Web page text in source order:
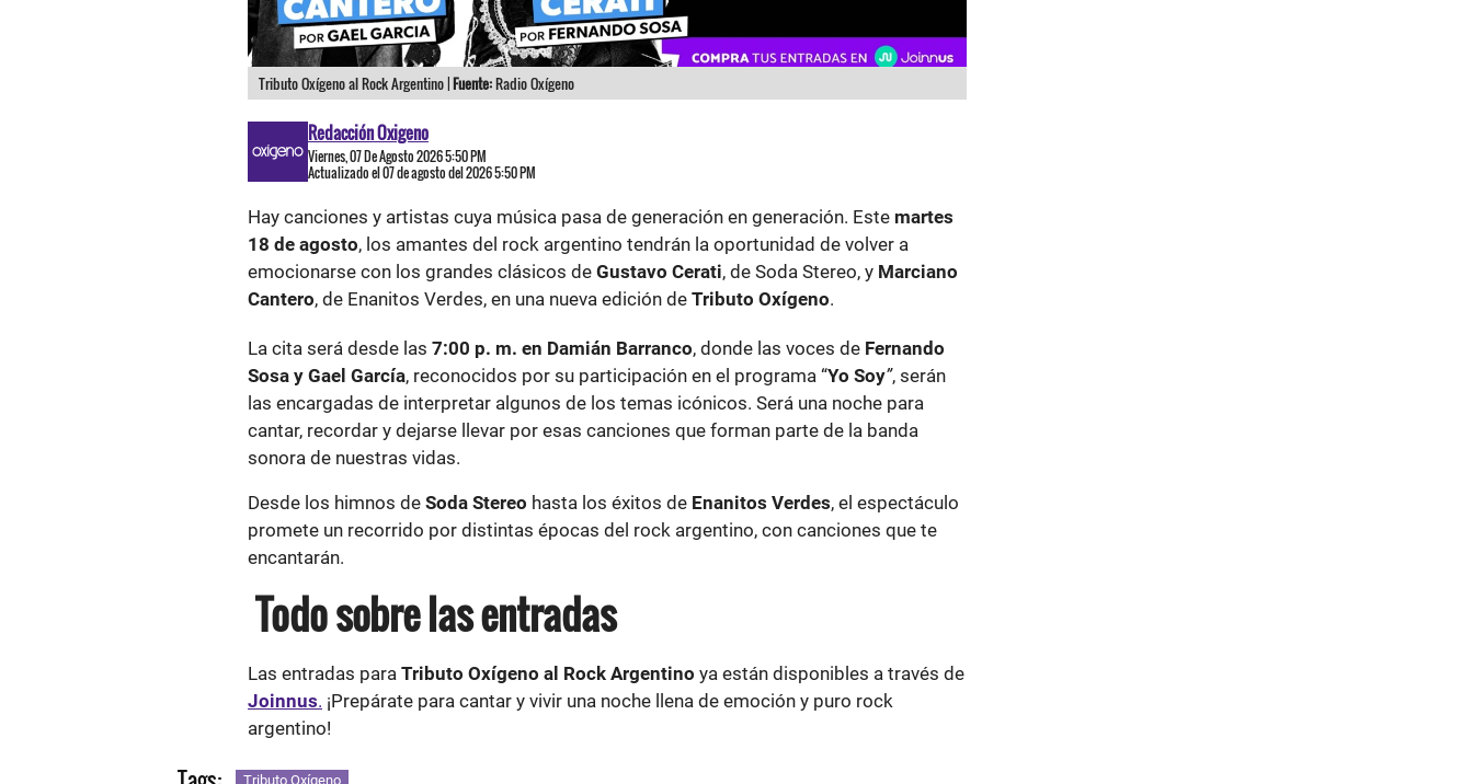
Tributo Oxígeno al Rock Argentino |Fuente:Radio Oxígeno
Redacción Oxigeno
Viernes, 07 De Agosto 2026 5:50 PM
Actualizado el 07 de agosto del 2026 5:50 PM
Hay canciones y artistas cuya música pasa de generación en generación. Este martes
18 de agosto, los amantes del rock argentino tendrán la oportunidad de volver a
emocionarse con los grandes clásicos de Gustavo Cerati, de Soda Stereo, y Marciano
Cantero, de Enanitos Verdes, en una nueva edición de Tributo Oxígeno.
La cita será desde las 7:00 p. m. en Damián Barranco, donde las voces de Fernando
Sosa y Gael García, reconocidos por su participación en el programa “Yo Soy”, serán
las encargadas de interpretar algunos de los temas icónicos. Será una noche para
cantar, recordar y dejarse llevar por esas canciones que forman parte de la banda
sonora de nuestras vidas.
Desde los himnos de Soda Stereo hasta los éxitos de Enanitos Verdes, el espectáculo
promete un recorrido por distintas épocas del rock argentino, con canciones que te
encantarán.
Todo sobre las entradas
Las entradas para Tributo Oxígeno al Rock Argentino ya están disponibles a través de
Joinnus. ¡Prepárate para cantar y vivir una noche llena de emoción y puro rock
argentino!
Tributo Oxígeno